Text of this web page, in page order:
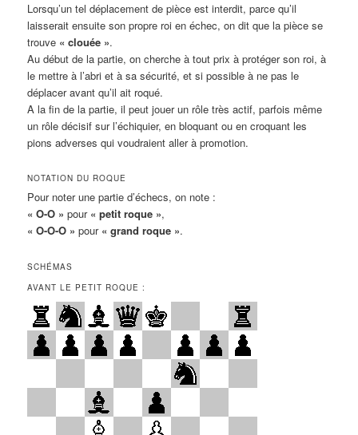
Lorsqu’un tel déplacement de pièce est interdit, parce qu’il
laisserait ensuite son propre roi en échec, on dit que la pièce se
trouve « clouée ».
Au début de la partie, on cherche à tout prix à protéger son roi, à
le mettre à l’abri et à sa sécurité, et si possible à ne pas le
déplacer avant qu’il ait roqué.
A la fin de la partie, il peut jouer un rôle très actif, parfois même
un rôle décisif sur l’échiquier, en bloquant ou en croquant les
pions adverses qui voudraient aller à promotion.
NOTATION DU ROQUE
Pour noter une partie d’échecs, on note :
« O-O » pour « petit roque »,
« O-O-O » pour « grand roque ».
SCHÉMAS
AVANT LE PETIT ROQUE :